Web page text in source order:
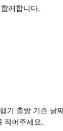
께합니다.
기 출발 기준 날
적어주세요.